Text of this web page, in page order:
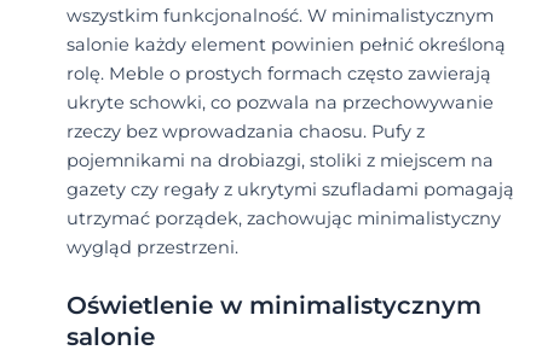
wszystkim funkcjonalność. W minimalistycznym
salonie każdy element powinien pełnić określoną
rolę. Meble o prostych formach często zawierają
ukryte schowki, co pozwala na przechowywanie
rzeczy bez wprowadzania chaosu. Pufy z
pojemnikami na drobiazgi, stoliki z miejscem na
gazety czy regały z ukrytymi szufladami pomagają
utrzymać porządek, zachowując minimalistyczny
wygląd przestrzeni.
Oświetlenie w minimalistycznym
salonie